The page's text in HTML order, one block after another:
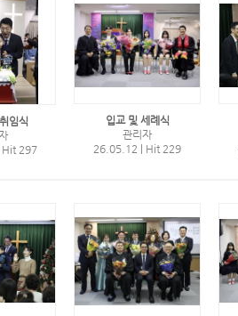
임식
Hit 297
입교 및 세례식
관리자
26.05.12
Hit 229